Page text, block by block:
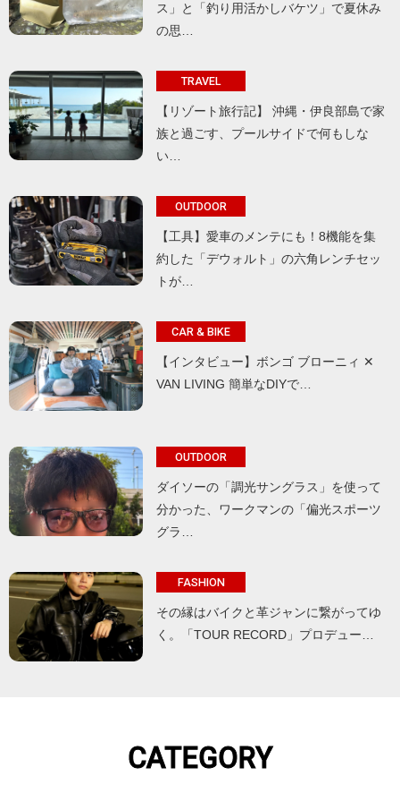
ス」と「釣り用活かしバケツ」で夏休み
の思…
TRAVEL
【リゾート旅行記】 沖縄・伊良部島で家
族と過ごす、プールサイドで何もしな
い…
OUTDOOR
【工具】愛車のメンテにも！8機能を集
約した「デウォルト」の六角レンチセッ
トが…
CAR & BIKE
【インタビュー】ボンゴ ブローニィ ✕
VAN LIVING 簡単なDIYで…
OUTDOOR
ダイソーの「調光サングラス」を使って
分かった、ワークマンの「偏光スポーツ
グラ…
FASHION
その縁はバイクと革ジャンに繋がってゆ
く。「TOUR RECORD」プロデュー…
CATEGORY